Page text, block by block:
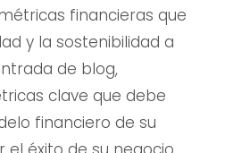
financieras que
y la sostenibilidad a
de blog,
clave que debe
financiero de su